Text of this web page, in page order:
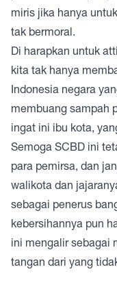
miris jika hanya
tak bermoral.
Di harapkan untuk
kita tak hanya
Indonesia negara
membuang sampah
ingat ini ibu kota,
Semoga SCBD ini
para pemirsa, dan
walikota dan
sebagai penerus
kebersihannya pun
ini mengalir sebagai
tangan dari yang